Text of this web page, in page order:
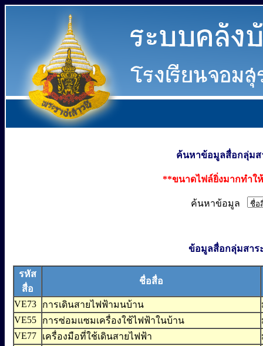
ค้นหาข้อมูลสื่อกลุ่มส
**ขนาดไฟล์ยิ่งมากทำใ
ค้นหาข้อมูล
ข้อมูลสื่อกลุ่มสาร
รหัส
สื่อ
ชื่อสื่อ
VE73 การเดินสายไฟฟ้ามนบ้าน
VE55
การซ่อมแซมเครื่องใช้ไฟฟ้าในบ้าน
VE77
เครื่องมือที่ใช้เดินสายไฟฟ้า